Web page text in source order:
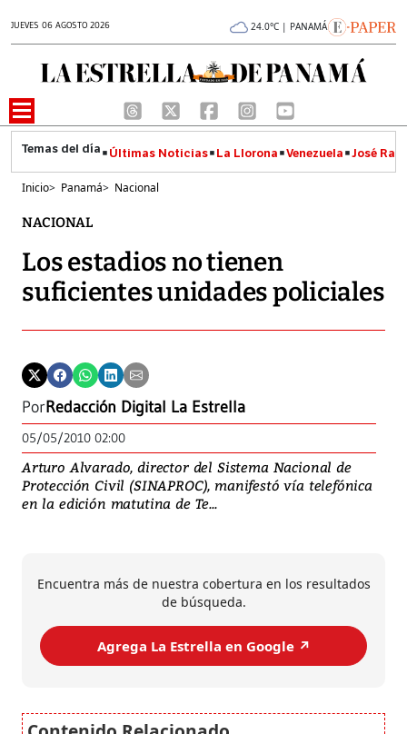
JUEVES 06 AGOSTO 2026 24.0°C | PANAMÁ
Últimas Noticias La Llorona Venezuela José
Inicio> Panamá> Nacional
NACIONAL
Los estadios no tienen
suficientes unidades policiales
PorRedacción Digital La Estrella
05/05/2010 02:00
Arturo Alvarado, director del Sistema Nacional de
Protección Civil (SINAPROC), manifestó vía telefónica
en la edición matutina de Te...
Encuentra más de nuestra cobertura en los resultados
de búsqueda.
Agrega La Estrella en Google ↗️